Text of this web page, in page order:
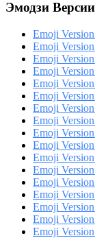
Эмодзи Версии
Emoji
Emoji
Emoji
Emoji
Emoji
Emoji
Emoji
Emoji
Emoji
Emoji Version
Emoji
Emoji Version
Emoji
Emoji
Emoji Version
Emoji
Emoji